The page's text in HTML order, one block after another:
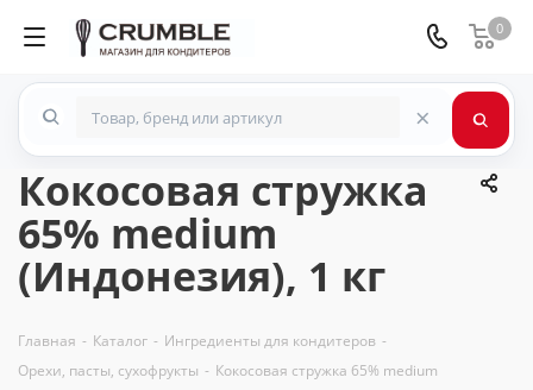
0
×
Кокосовая стружка
65% medium
(Индонезия), 1 кг
Главная - Каталог - Ингредиенты для кондитеров -
Орехи, пасты, сухофрукты - Кокосовая стружка 65% medium